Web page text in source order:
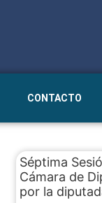
CONTACTO
Séptima
Cámara de
por la